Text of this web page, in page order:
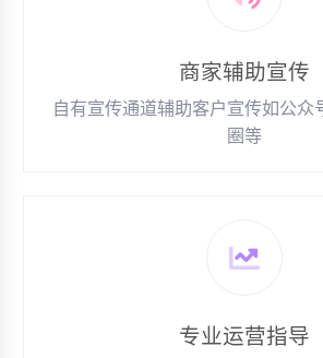
商家辅助宣传
自有宣传通道辅助客户宣传如公众
圈等
专业运营指导